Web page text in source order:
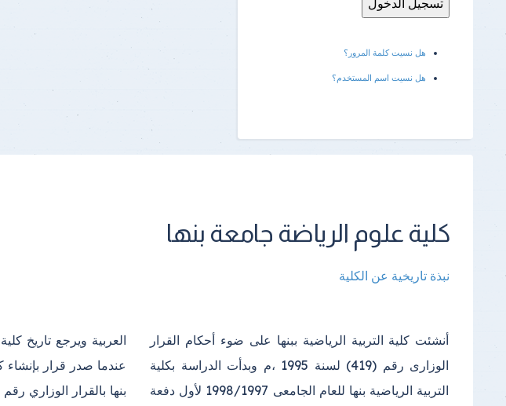
هل نسيت كلمة المرور؟
هل نسيت اسم المستخدم؟
كلية علوم الرياضة جامعة بنها
نبذة تاريخية عن الكلية
أنشئت كلية التربية الرياضية ببنها على ضوء أحكام القرار
الوزارى رقم (419) لسنة 1995 ،م وبدأت الدراسة بكلية
التربية الرياضية بنها للعام الجامعى 1998/1997 لأول دفعة
العربية
عندما صدر قرار بإنشاء